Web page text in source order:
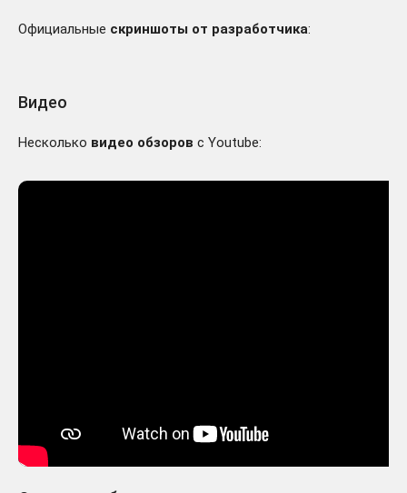
Официальные скриншоты от разработчика:
Видео
Несколько видео обзоров с Youtube: